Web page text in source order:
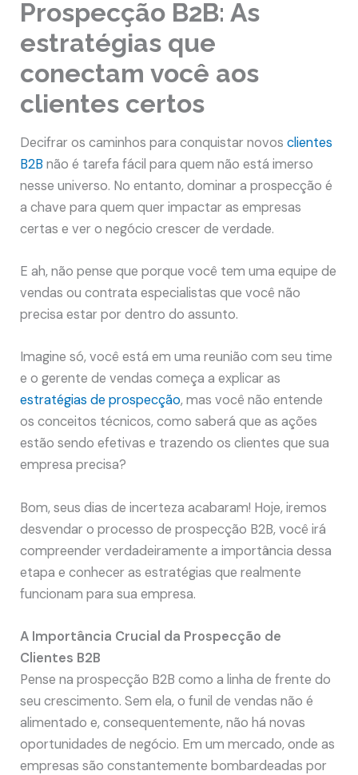
Prospecção B2B: As
estratégias que
conectam você aos
clientes certos
Decifrar os caminhos para conquistar novosclientes
B2B não é tarefa fácil para quem não está imerso
nesse universo. No entanto, dominar a prospecção é
a chave para quem quer impactar as empresas
certas e ver o negócio crescer de verdade.
E ah, não pense que porque você tem uma equipe de
vendas ou contrata especialistas que você não
precisa estar por dentro do assunto.
Imagine só, você está em uma reunião com seu time
e o gerente de vendas começa a explicar as
estratégias de prospecção, mas você não entende
os conceitos técnicos, como saberá que as ações
estão sendo efetivas e trazendo os clientes que sua
empresa precisa?
Bom, seus dias de incerteza acabaram! Hoje, iremos
desvendar o processo de prospecção B2B, você irá
compreender verdadeiramente a importância dessa
etapa e conhecer as estratégias que realmente
funcionam para sua empresa.
A Importância Crucial da Prospecção de
Clientes B2B
Pense na prospecção B2B como a linha de frente do
seu crescimento. Sem ela, o funil de vendas não é
alimentado e, consequentemente, não há novas
oportunidades de negócio. Em um mercado, onde as
empresas são constantemente bombardeadas por